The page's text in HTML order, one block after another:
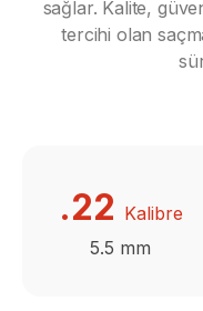
sağlar. Kalite,
tercihi olan
.22 Kalibre